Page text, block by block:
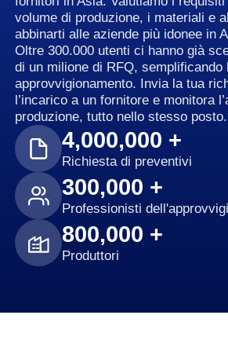
volume di produzione, i materiali e
abbinarti alle aziende più idonee in
Oltre 300.000 utenti ci hanno già
di un milione di RFQ, semplificando
approvvigionamento. Invia la tua
l’incarico a un fornitore e monitora
produzione, tutto nello stesso posto.
4,000,000 +
Richiesta di preventivi
300,000 +
Professionisti
800,000 +
Produttori